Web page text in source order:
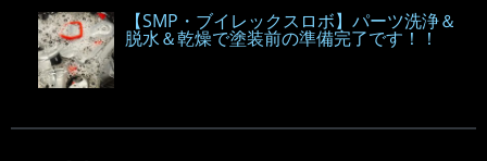
【SMP・ブイレックスロボ】パーツ洗浄＆
脱水＆乾燥で塗装前の準備完了です！！